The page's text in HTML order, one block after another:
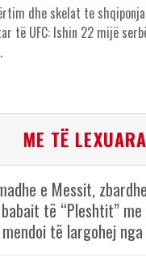
dhe skelat te
të UFC: Ishin 22 mijë
ME TË
e Messit,
të “Pleshtit” me
të largohej